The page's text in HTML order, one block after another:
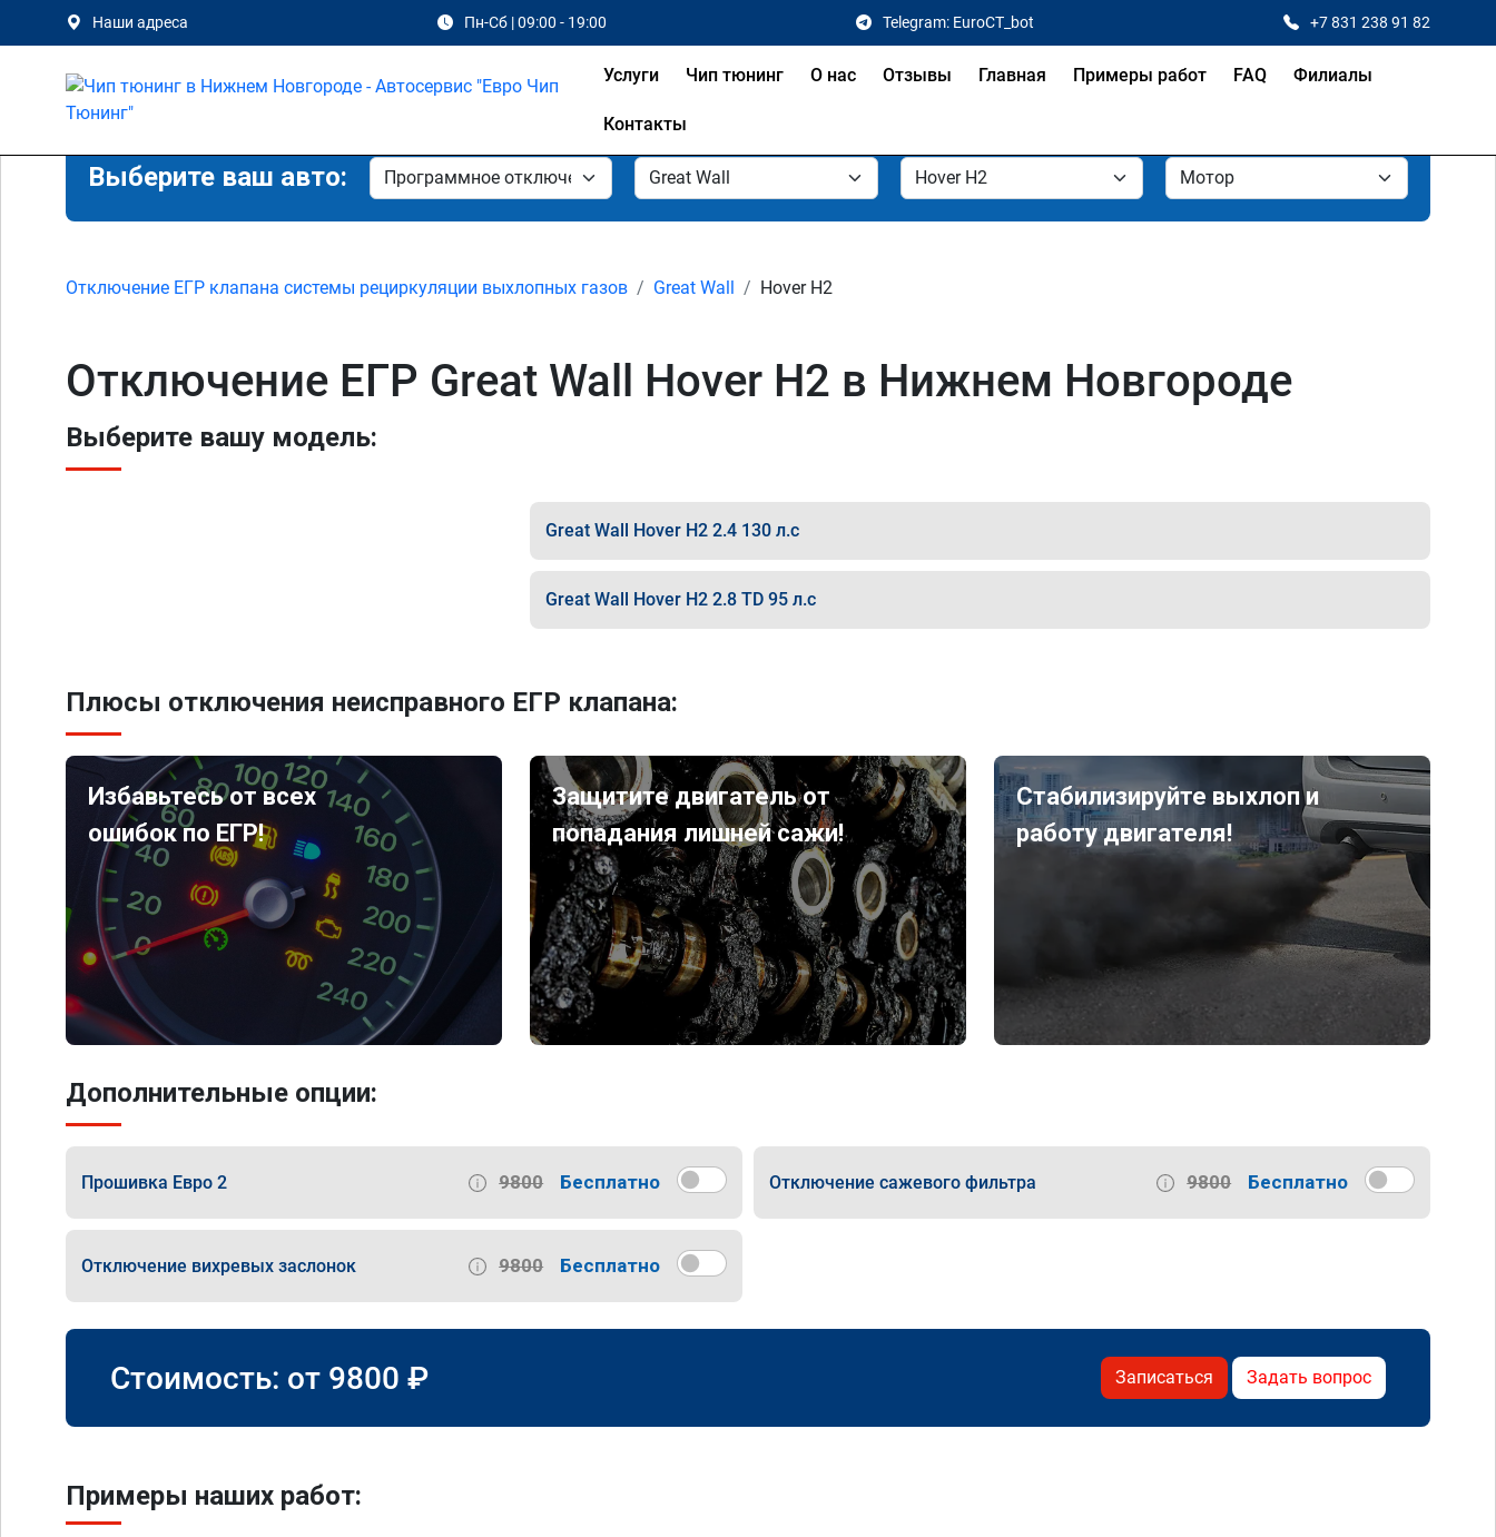
Наши адреса Пн-Сб | 09:00 - 19:00 Telegram: EuroCT_bot +7 831 238 91 82
Услуги Чип тюнинг О нас Отзывы Главная Примеры работ FAQ Филиалы
Контакты
Выберите ваш авто:
Отключение ЕГР клапана системы рециркуляции выхлопных газов Great Wall Hover H2
Отключение ЕГР Great Wall Hover H2 в Нижнем Новгороде
Выберите вашу модель:
Great Wall Hover H2 2.4 130 л.с
Great Wall Hover H2 2.8 TD 95 л.с
Плюсы отключения неисправного ЕГР клапана:
Избавьтесь от всех
ошибок по ЕГР!
Защитите двигатель от
попадания лишней сажи!
Стабилизируйте выхлоп и
работу двигателя!
Дополнительные опции:
Прошивка Евро 2 9800 Бесплатно Отключение сажевого фильтра 9800 Бесплатно
Отключение вихревых заслонок 9800 Бесплатно
Стоимость: от 9800 ₽ Записаться Задать вопрос
Примеры наших работ: